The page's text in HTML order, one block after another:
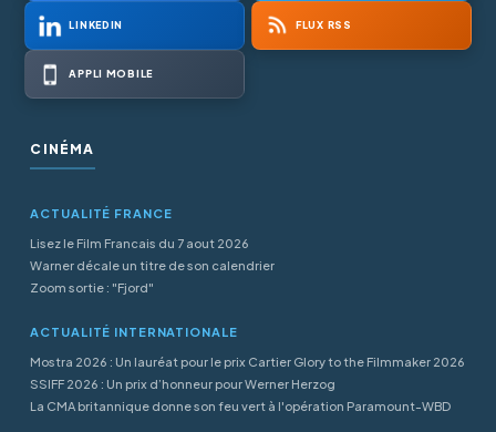
LINKEDIN FLUX RSS
APPLI MOBILE
CINÉMA
ACTUALITÉ FRANCE
Lisez le Film Francais du 7 aout 2026
Warner décale un titre de son calendrier
Zoom sortie : "Fjord"
ACTUALITÉ INTERNATIONALE
Mostra 2026 : Un lauréat pour le prix Cartier Glory to the Filmmaker 2026
SSIFF 2026 : Un prix d’honneur pour Werner Herzog
La CMA britannique donne son feu vert à l'opération Paramount-WBD